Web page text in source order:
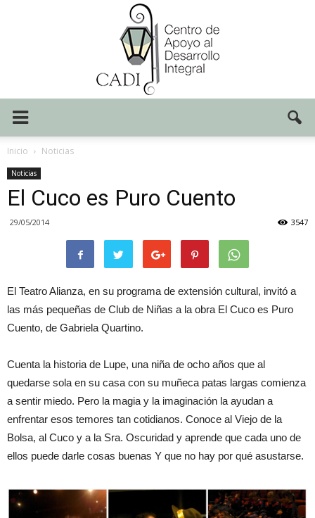
CADI
Inicio Noticias
Noticias
El Cuco es Puro Cuento
29/05/2014 3547
El Teatro Alianza, en su programa de extensión cultural, invitó a
las más pequeñas de Club de Niñas a la obra El Cuco es Puro
Cuento, de Gabriela Quartino.
Cuenta la historia de Lupe, una niña de ocho años que al
quedarse sola en su casa con su muñeca patas largas comienza
a sentir miedo. Pero la magia y la imaginación la ayudan a
enfrentar esos temores tan cotidianos. Conoce al Viejo de la
Bolsa, al Cuco y a la Sra. Oscuridad y aprende que cada uno de
ellos puede darle cosas buenas Y que no hay por qué asustarse.